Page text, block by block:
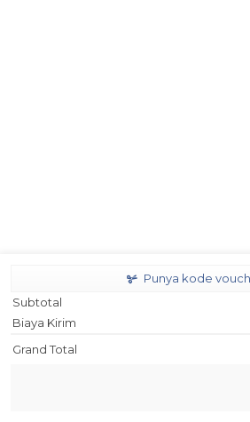
Punya kode
Subtotal
Biaya Kirim
Grand Total